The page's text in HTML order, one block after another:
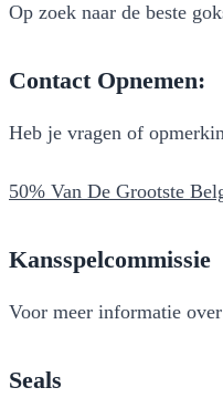
Op zoek naar de beste
Contact Opnemen:
Heb je vragen of
50% Van De Grootste
Kansspelcommissie
Voor meer informatie
Seals